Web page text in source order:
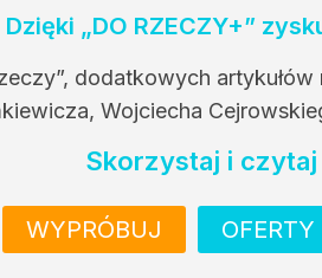
Dzięki „DO RZECZY+”
dodatkowych
Wojciecha
Skorzystaj i
WYPRÓBUJ